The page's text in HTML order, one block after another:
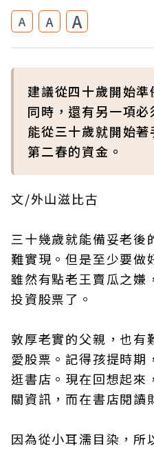
A A A
建議從四十歲開始準
同時，還有另一項
能從三十歲就開始
第二春的資金。
文/外山滋比古
三十幾歲就能備妥老後
難實現。但是至少要做
雖然有點老王賣瓜之嫌
投資股票了。
敦厚老實的父親，也有
愛股票。記得孩提時期
逛書店。現在回想起來
關資訊，而在書店閱讀
因為從小耳濡目染，所